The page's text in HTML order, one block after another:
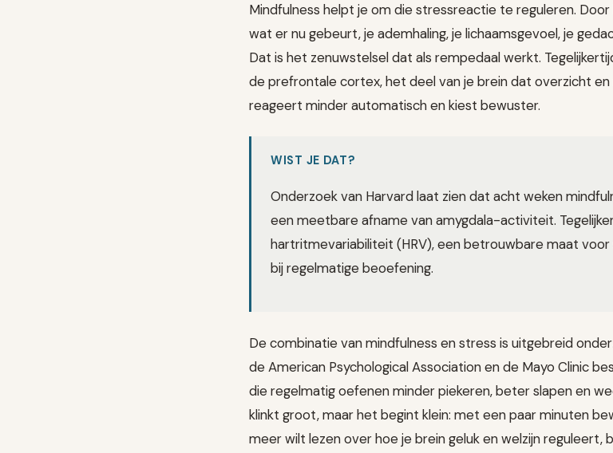
Mindfulness helpt je om die stressreactie te reguleren.
wat er nu gebeurt, je ademhaling, je lichaamsgevoel, je
Dat is het zenuwstelsel dat als rempedaal werkt.
de prefrontale cortex, het deel van je brein dat overzicht
reageert minder automatisch en kiest bewuster.
WIST JE DAT?
Onderzoek van Harvard laat zien dat acht weken
een meetbare afname van amygdala-activiteit.
hartritmevariabiliteit (HRV), een betrouwbare maat
bij regelmatige beoefening.
De combinatie van mindfulness en stress is uitgebreid
de American Psychological Association en de Mayo Clinic
die regelmatig oefenen minder piekeren, beter slapen en
klinkt groot, maar het begint klein: met een paar minuten
meer wilt lezen over hoe je brein geluk en welzijn reguleert,